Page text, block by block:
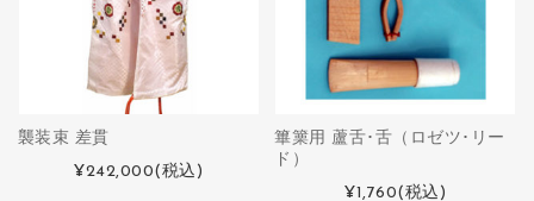
襲装束 差貫
¥242,000(税込)
篳篥用 蘆舌･舌（ロゼツ･リー
ド）
¥1,760(税込)